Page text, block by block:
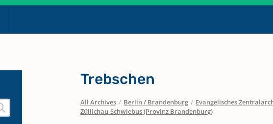
Trebschen
All Archives / Berlin / Brandenburg / Evangelisches
Züllichau-Schwiebus (Provinz Brandenburg)